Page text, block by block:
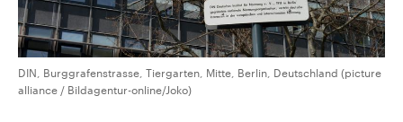
DIN, Burggrafenstrasse, Tiergarten, Mitte, Berlin, Deutschland (picture
alliance / Bildagentur-online/Joko)